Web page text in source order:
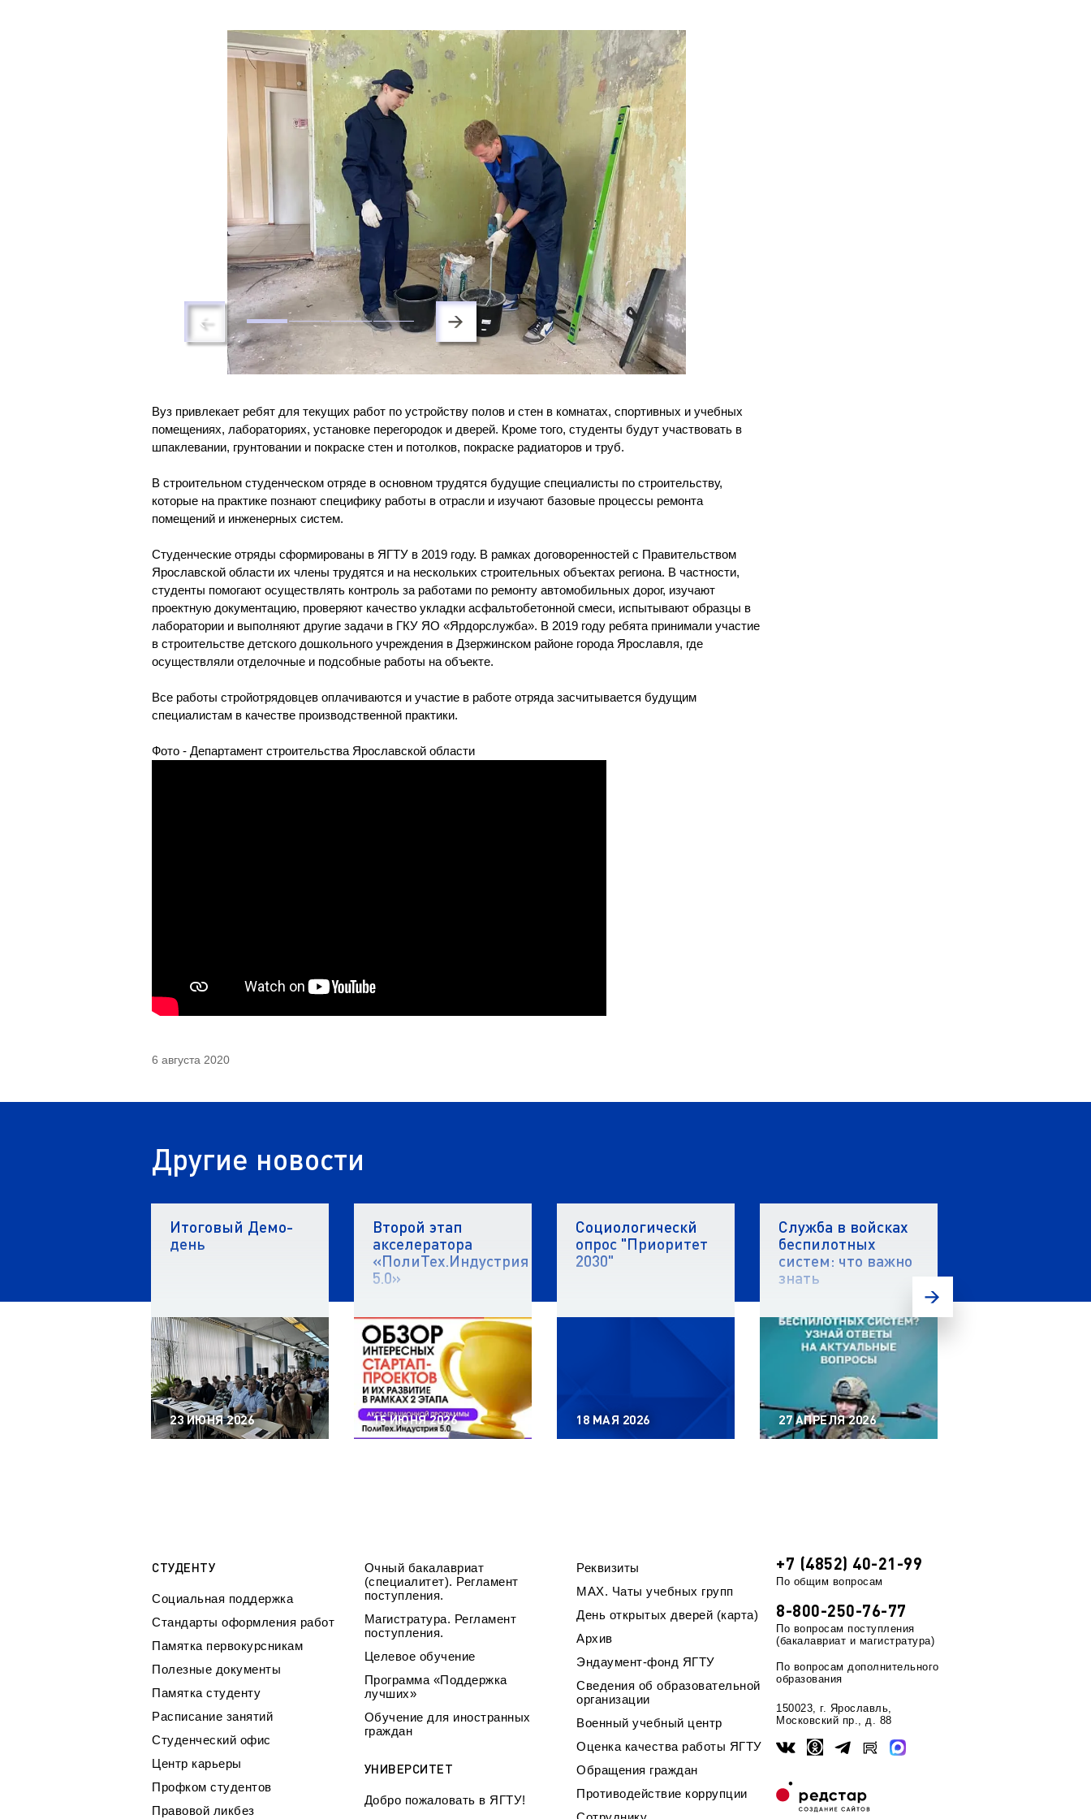
Регламент поступления.
Очный бакалавриат (специалитет).
Регламент поступления.
Обращения граждан
Противодействие коррупции
Наука
Реквизиты
Вуз привлекает ребят для текущих работ по устройству полов и стен в комнатах, спортивных и учебных
помещениях, лабораториях, установке перегородок и дверей. Кроме того, студенты будут участвовать в
шпаклевании, грунтовании и покраске стен и потолков, покраске радиаторов и труб.
В строительном студенческом отряде в основном трудятся будущие специалисты по строительству,
которые на практике познают специфику работы в отрасли и изучают базовые процессы ремонта
помещений и инженерных систем.
Студенческие отряды сформированы в ЯГТУ в 2019 году. В рамках договоренностей с Правительством
Ярославской области их члены трудятся и на нескольких строительных объектах региона. В частности,
студенты помогают осуществлять контроль за работами по ремонту автомобильных дорог, изучают
проектную документацию, проверяют качество укладки асфальтобетонной смеси, испытывают образцы в
лаборатории и выполняют другие задачи в ГКУ ЯО «Ярдорслужба». В 2019 году ребята принимали участие
в строительстве детского дошкольного учреждения в Дзержинском районе города Ярославля, где
осуществляли отделочные и подсобные работы на объекте.
Все работы стройотрядовцев оплачиваются и участие в работе отряда засчитывается будущим
специалистам в качестве производственной практики.
Фото - Департамент строительства Ярославской области
6 августа 2020
Другие новости
Итоговый Демо-
день
23 ИЮНЯ 2026
Второй этап
акселератора
«ПолиТех.Индустрия
5.0»
15 ИЮНЯ 2026
Социологическй
опрос "Приоритет
2030"
18 МАЯ 2026
Служба в войсках
беспилотных
систем: что важно
знать
27 АПРЕЛЯ 2026
СТУДЕНТУ
Социальная поддержка
Стандарты оформления работ
Памятка первокурсникам
Полезные документы
Памятка студенту
Расписание занятий
Студенческий офис
Центр карьеры
Профком студентов
Правовой ликбез
Очный бакалавриат
(специалитет). Регламент
поступления.
Магистратура. Регламент
поступления.
Целевое обучение
Программа «Поддержка
лучших»
Обучение для иностранных
граждан
УНИВЕРСИТЕТ
Добро пожаловать в ЯГТУ!
Реквизиты
МАХ. Чаты учебных групп
День открытых дверей (карта)
Архив
Эндаумент-фонд ЯГТУ
Сведения об образовательной
организации
Военный учебный центр
Оценка качества работы ЯГТУ
Обращения граждан
Противодействие коррупции
+7 (4852) 40-21-99
По общим вопросам
8-800-250-76-77
По вопросам поступления
(бакалавриат и магистратура)
По вопросам дополнительного
образования
150023, г. Ярославль,
Московский пр., д. 88